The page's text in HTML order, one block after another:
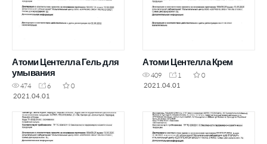
Атоми Центелла Гель для
умывания
474 6
0
2021.04.01
Атоми Центелла Крем
409 1
0
2021.04.01